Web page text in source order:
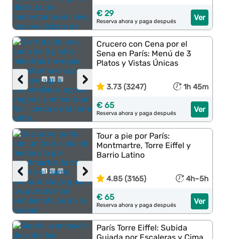
Ver
€ 29
Reserva ahora y paga después
›
‹
Crucero con Cena por el
Sena en París: Menú de 3
Platos y Vistas Únicas
3.73 (3247) 1h 45m
Ver
€ 65
Reserva ahora y paga después
›
‹
Tour a pie por París:
Montmartre, Torre Eiffel y
Barrio Latino
4.85 (3165) 4h–5h
Ver
€ 65
Reserva ahora y paga después
París Torre Eiffel: Subida